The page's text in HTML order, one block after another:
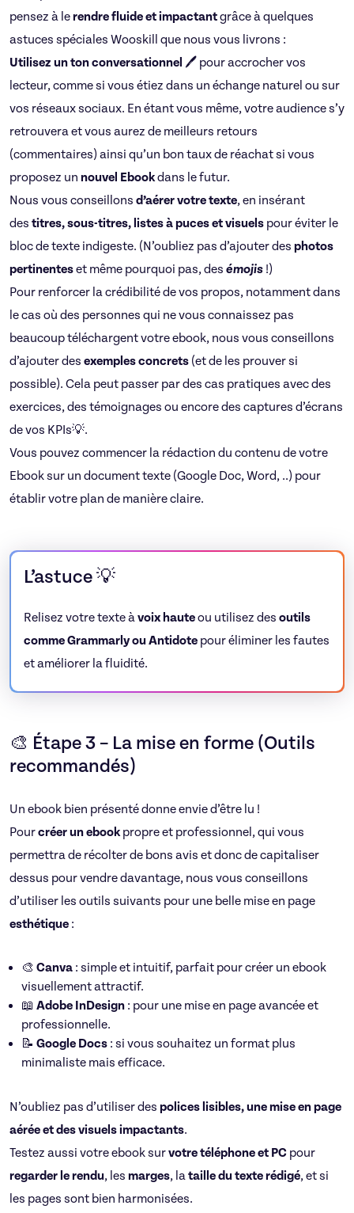
pensez à lerendre fluide et impactantgrâce à quelques
astuces spéciales Wooskill que nous vous livrons :
Utilisez un ton conversationnel 🖊 pour accrocher vos
lecteur, comme si vous étiez dans un échange naturel ou sur
vos réseaux sociaux. En étant vous même, votre audience s’y
retrouvera et vous aurez de meilleurs retours
(commentaires) ainsi qu’un bon taux de réachat si vous
proposez un nouvel Ebookdans le futur.
Nous vous conseillons d’aérer votre texte, en insérant
des titres, sous-titres, listes à puces et visuels pour éviter le
bloc de texte indigeste. (N’oubliez pas d’ajouter des photos
pertinenteset même pourquoi pas, des émojis !)
Pour renforcer la crédibilité de vos propos, notamment dans
le cas où des personnes qui ne vous connaissez pas
beaucoup téléchargent votre ebook, nous vous conseillons
d’ajouter des exemples concrets (et de les prouver si
possible). Cela peut passer par des cas pratiques avec des
exercices, des témoignages ou encore des captures d’écrans
de vos KPIs💡.
Vous pouvez commencer la rédaction du contenu de votre
Ebook sur un document texte (Google Doc, Word, ..) pour
établir votre plan de manière claire.
L’astuce 💡
Relisez votre texte àvoix hauteou utilisez des outils
comme Grammarly ou Antidote pour éliminer les fautes
et améliorer la fluidité.
🎨 Étape 3 – La mise en forme (Outils
recommandés)
Un ebook bien présenté donne envie d’être lu !
Pourcréer un ebookpropre et professionnel, qui vous
permettra de récolter de bons avis et donc de capitaliser
dessus pour vendre davantage, nous vous conseillons
d’utiliser les outils suivants pour une belle mise en page
esthétique :
🎨 Canva : simple et intuitif, parfait pour créer un ebook
visuellement attractif.
📖 Adobe InDesign : pour une mise en page avancée et
professionnelle.
📝 Google Docs : si vous souhaitez un format plus
minimaliste mais efficace.
N’oubliez pas d’utiliser des polices lisibles, une mise en page
aérée et des visuels impactants.
Testez aussi votre ebook survotre téléphone et PC pour
regarder le rendu, les marges, lataille du texte rédigé, et si
les pages sont bien harmonisées.